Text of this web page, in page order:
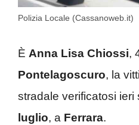
Polizia Locale (Cassanoweb.it)
È Anna Lisa Chiossi,
Pontelagoscuro, la
stradale verificatosi ieri
luglio, a Ferrara.